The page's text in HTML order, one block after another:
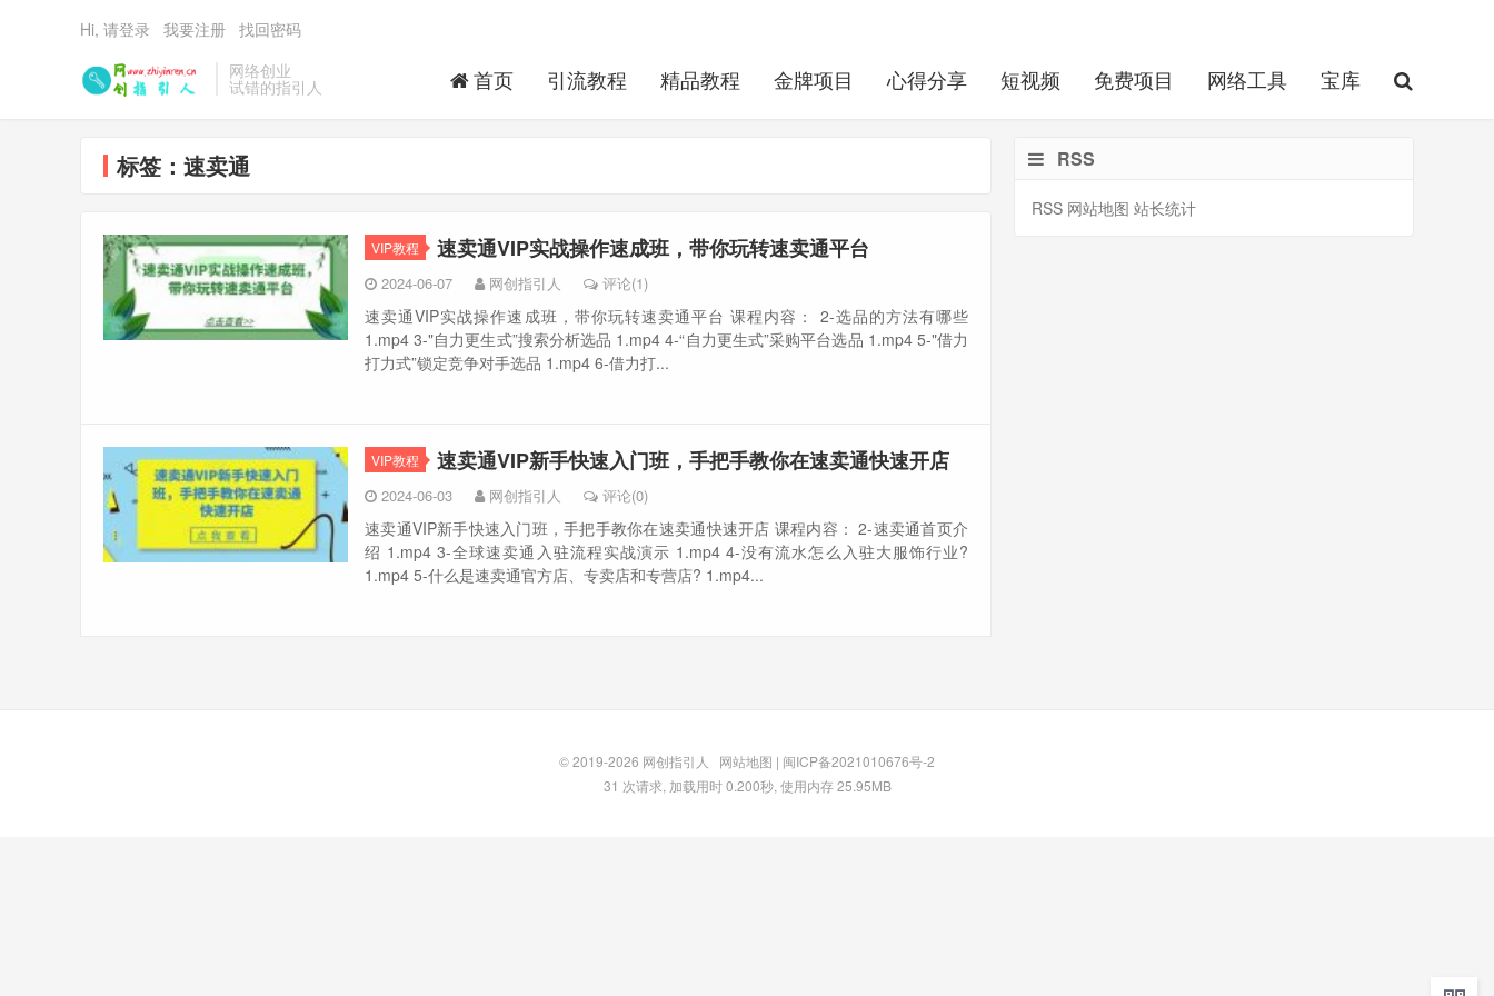
网络创业
试错的指引人 首页 引流教程 精品教程 金牌项目 心得分享 短视频 免费项目 网络工具 宝库
Hi, 请登录 我要注册 找回密码
标签：速卖通
VIP教程 速卖通VIP实战操作速成班，带你玩转速卖通平台
2024-06-07 网创指引人 评论(1)
速卖通VIP实战操作速成班，带你玩转速卖通平台 课程内容： 2-选品的方法有哪些
1.mp4 3-"自力更生式”搜索分析选品 1.mp4 4-“自力更生式”采购平台选品 1.mp4 5-"借力
打力式”锁定竞争对手选品 1.mp4 6-借力打...
VIP教程 速卖通VIP新手快速入门班，手把手教你在速卖通快速开店
2024-06-03 网创指引人 评论(0)
速卖通VIP新手快速入门班，手把手教你在速卖通快速开店 课程内容： 2-速卖通首页介
绍 1.mp4 3-全球速卖通入驻流程实战演示 1.mp4 4-没有流水怎么入驻大服饰行业?
1.mp4 5-什么是速卖通官方店、专卖店和专营店? 1.mp4...
RSS
RSS 网站地图 站长统计
© 2019-2026 网创指引人 网站地图 | 闽ICP备2021010676号-2
31 次请求, 加载用时 0.200秒, 使用内存 25.95MB